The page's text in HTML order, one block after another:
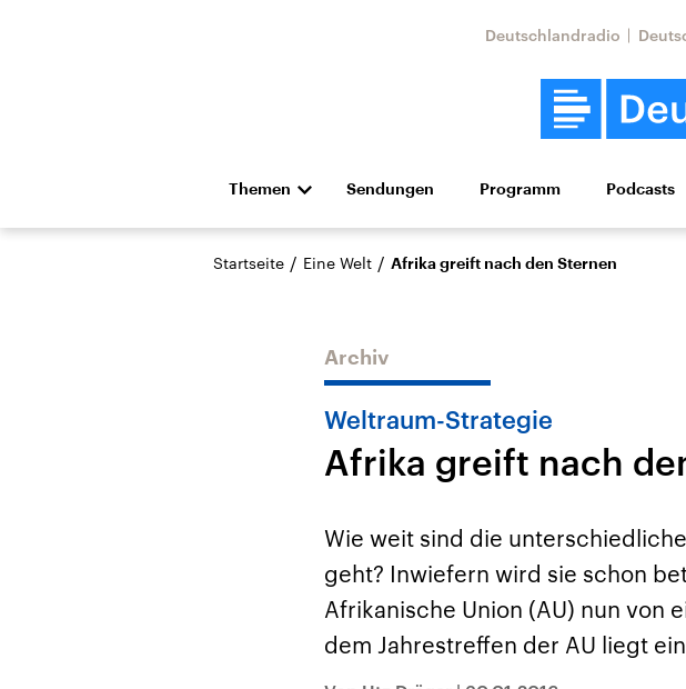
Deutschlandradio
Themen
Die Nachrichten Politik Wirtschaft Wissen
Hörspiel und Feature Musik
Landtagswahl Sachsen-
am 6. September 2026
Seit 2021 wird das
Bundesland von einer
Koalition aus CDU, SPD
Umfragen, Prognosen,
USA
Aktuelle Beiträge,
Wirtschaftlich und
Vereinigten Staaten zu
Ländern der Erde, mit
großem Einfluss auf das
aktuelle Weltgeschehen.
auf
Sendungen Programm Podcasts
Startseite / Eine Welt / Afrika greift nach den Sternen
Archiv
Weltraum-Strategie
Afrika greift nach
Wie weit sind die
geht? Inwiefern wird sie schon
Afrikanische Union (AU) nun von
dem Jahrestreffen der AU liegt